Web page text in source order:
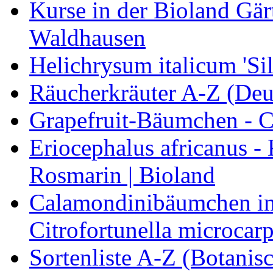
Kurse in der Bioland
Waldhausen
Helichrysum italicum
Räucherkräuter A-Z
Grapefruit-Bäumchen -
Eriocephalus africanus
Rosmarin | Bioland
Calamondinibäumchen
Citrofortunella
Sortenliste A-Z